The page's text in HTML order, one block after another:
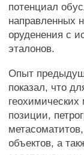
потенциал
направленных
оруденения с
эталонов.
Опыт
показал, что
геохимических
позиции,
объектов, а